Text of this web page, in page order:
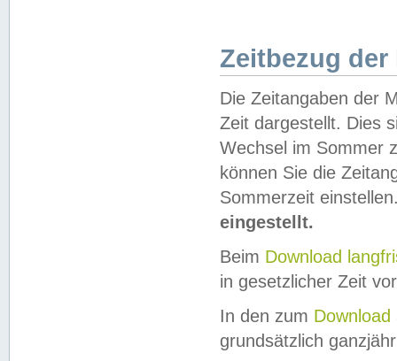
Zeitbezug der
Die Zeitangaben der
Zeit dargestellt. Dies
Wechsel im Sommer
können Sie die
Sommerzeit
eingestellt.
Beim Download
in gesetzlicher Zeit
In den zum Download
grundsätzlich